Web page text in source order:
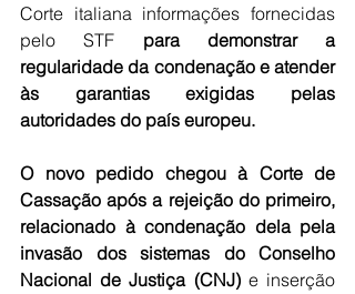
Corte italiana informações fornecidas
pelo STF para demonstrar a
regularidade da condenação e atender
às garantias exigidas pelas
autoridades do país europeu.
O novo pedido chegou à Corte de
Cassação após a rejeição do primeiro,
relacionado à condenação dela pela
invasão dos sistemas do Conselho
Nacional de Justiça (CNJ) e inserção